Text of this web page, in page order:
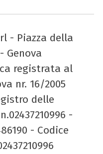
- Piazza della
Genova
registrata al
nr. 16/2005
delle
-
- Codice